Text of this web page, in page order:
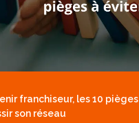
franchiseur, les 10
son réseau